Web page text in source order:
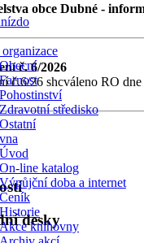
Obecní
Farnost
Pohostinství
Zdravotní středisko
Ostatní
Úvod
On-line katalog
Výpůjční doba a internet
Ceník
Historie
Akce knihovny
obce Dubné -
č. 6/2026
č.6/26 shcváleno RO
desky